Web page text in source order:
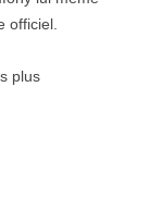
officiel.
plus